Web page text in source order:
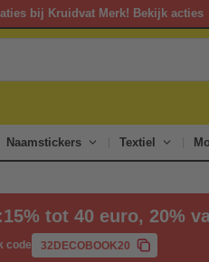
bij Kruidvat Merk! Bekijk acties
Naamstickers Textiel
tot 40 euro, 20%
code 32DECOBOOK20